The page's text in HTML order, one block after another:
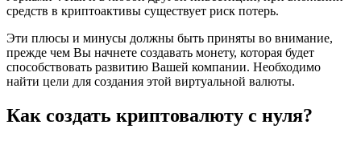
средств в криптоактивы существует риск потерь.
Эти плюсы и минусы должны быть приняты во внимание,
прежде чем Вы начнете создавать монету, которая будет
способствовать развитию Вашей компании. Необходимо
найти цели для создания этой виртуальной валюты.
Как создать криптовалюту с нуля?